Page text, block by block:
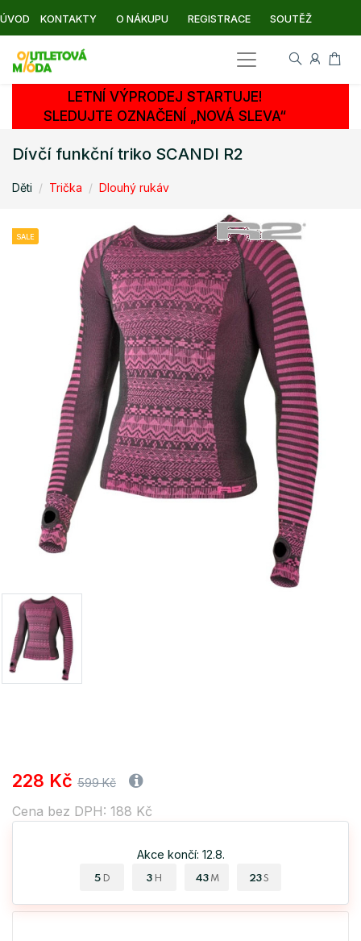
ÚVOD KONTAKTY O NÁKUPU REGISTRACE SOUTĚŽ
LETNÍ VÝPRODEJ STARTUJE!
SLEDUJTE OZNAČENÍ „NOVÁ SLEVA“
Dívčí funkční triko SCANDI R2
Děti Trička Dlouhý rukáv
SALE
228 Kč 599 Kč
Cena bez DPH: 188 Kč
Akce končí: 12.8.
5 D 3 H 43 M 23S